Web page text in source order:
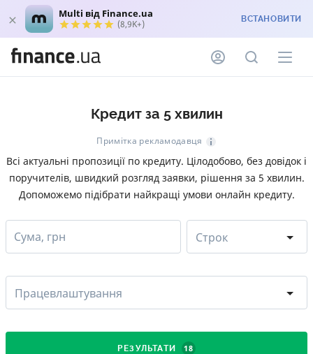
Multi від Finance.ua
(8,9K+) ВСТАНОВИТИ
Кредит за 5 хвилин
Примітка рекламодавця
Всі актуальні пропозиції по кредиту. Цілодобово, без довідок і
поручителів, швидкий розгляд заявки, рішення за 5 хвилин.
Допоможемо підібрати найкращі умови онлайн кредиту.
Сума, грн Строк
Працевлаштування
РЕЗУЛЬТАТИ 18